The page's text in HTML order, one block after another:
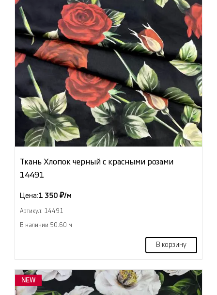
Ткань Хлопок черный с красными розами
14491
Цена:1 350 ₽/м
Артикул: 14491
В наличии 50.60 м
В корзину
NEW